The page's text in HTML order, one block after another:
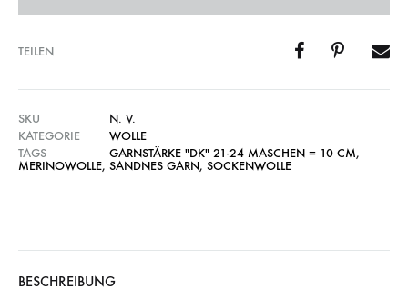
TEILEN
SKU
N. V.
KATEGORIE
WOLLE
TAGS
GARNSTÄRKE "DK" 21-24 MASCHEN = 10 CM,
MERINOWOLLE, SANDNES GARN, SOCKENWOLLE
BESCHREIBUNG